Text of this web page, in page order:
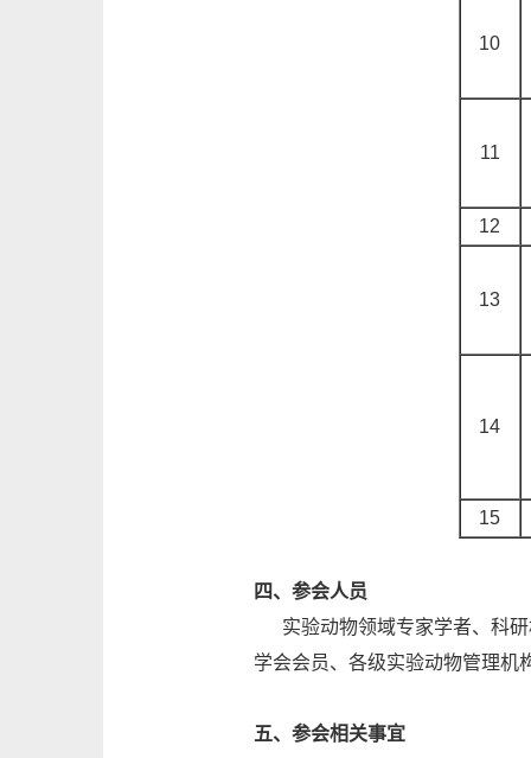
10
11
12
13
14
15
四、参会人员
实验动物领域专家学者、科研
学会会员、各级实验动物管理机
五、参会相关事宜